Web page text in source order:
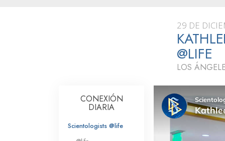
Qué dicen los
Scientology
Conoce a un
Los Principios
Una Introducción a
29 DE
@LIFE
LOS
CONEXIÓN
DIARIA
Scientologists @life